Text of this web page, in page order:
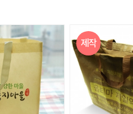
제작